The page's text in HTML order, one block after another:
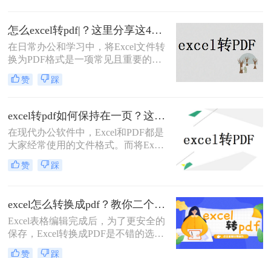
xlsx怎么转换成pdf呢？下面，我们将
详细介绍几种将XLSX文件转换为
PDF的有效方法，无论你是在办公室
赖在线工具，都能找到适合自己的解
怎么excel转pdf|？这里分享这4种操作方法！
在日常办公和学习中，将Excel文件转
换为PDF格式是一项常见且重要的任
务。PDF格式因其跨平台性、格式稳
定性和安全性，成为了分享和保存电
pdf呢？本文将详细介绍几种将Excel
文件转换成PDF的方法，帮助您轻松
完成转换。
赞 踩
excel转pdf如何保持在一页？这四种方法，从此再也不用分页困扰你！
在现代办公软件中，Excel和PDF都是
大家经常使用的文件格式。而将Excel
文件转换为PDF文件在很多时候是必
需的，尤其是需要共享给他人或打印
文件可能会出现分页问题，导致打印
或阅读时不够方便。那么，excel转pdf
如何保持在一页呢？下面将介绍四种
方法供大家参考。
赞 踩
excel怎么转换成pdf？教你二个方法轻松对应！
Excel表格编辑完成后，为了更安全的
保存，Excel转换成PDF是不错的选
择，excel怎么转换成pdf？对表格文件
赞 踩